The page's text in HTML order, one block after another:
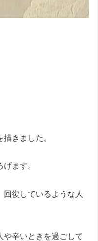
きました。
ます。
復しているような人
や辛いときを過ごして